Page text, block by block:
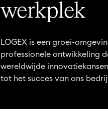
werkplek
LOGEX is een groei-
professionele ontwikkeling
wereldwijde
tot het succes van ons